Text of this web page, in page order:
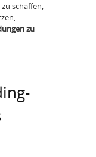
schaffen,
zu